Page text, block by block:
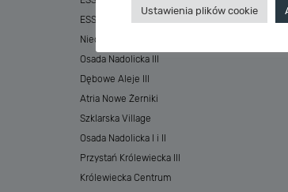
ESSENSE Baltic Resort&SPA II
Niedziałkowskiego Park
Osada Nadolicka III
Dębowe Aleje III
Atria Nowe Żerniki
Szklarska Village
Osada Nadolicka I i II
Przystań Królewiecka III
Królewiecka Centrum
Ustawienia plików cookie